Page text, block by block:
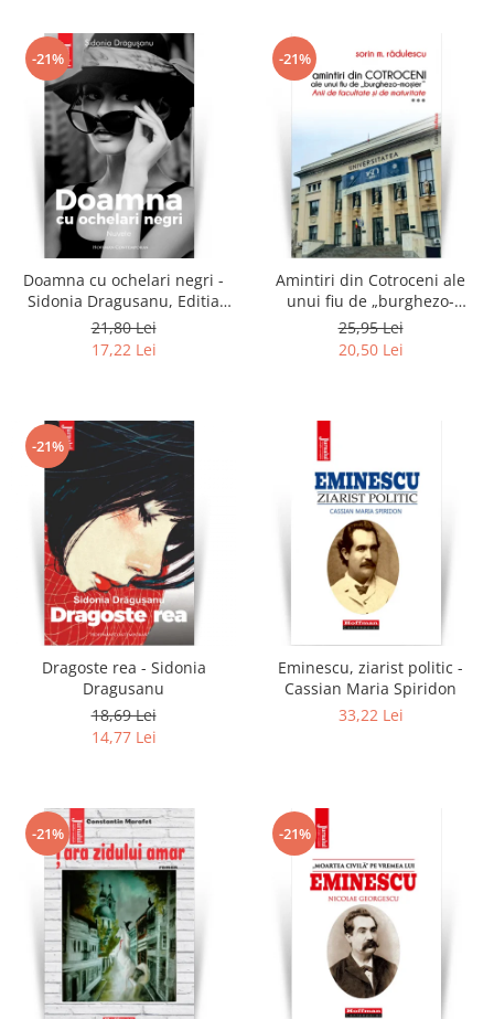
-21%
Doamna cu ochelari negri -
Sidonia Dragusanu, Editia
2020
21,80 Lei
17,22 Lei
-21%
Amintiri din Cotroceni ale
unui fiu de „burghezo-
mosier”.Vol.3 - Sorin M.
Radulescu
25,95 Lei
20,50 Lei
-21%
Dragoste rea - Sidonia
Dragusanu
18,69 Lei
14,77 Lei
Eminescu, ziarist politic -
Cassian Maria Spiridon
33,22 Lei
-21% -21%